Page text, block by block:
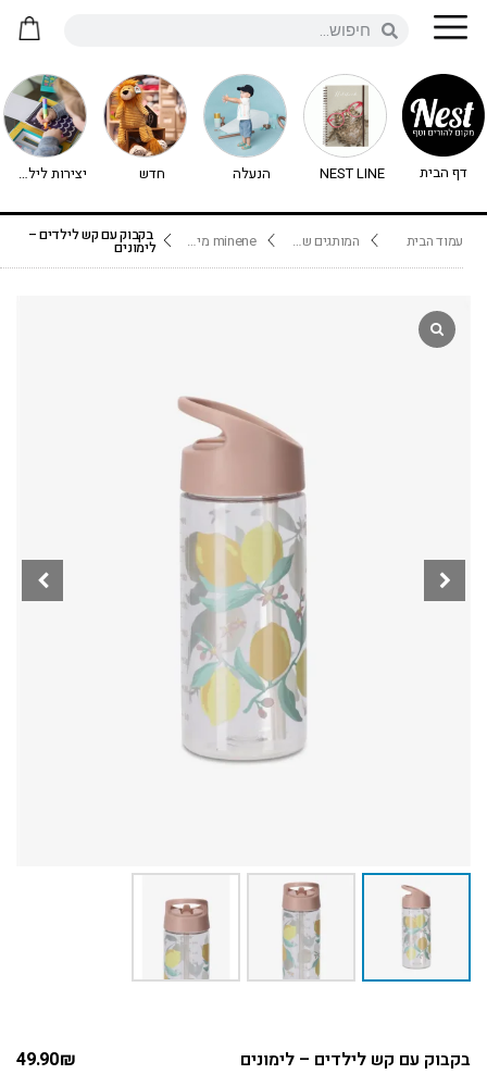
דף הבית NEST LINE הנעלה חדש יצירות לילדים - יצירה לילדים
עמוד הבית המותגים שלנו minene מיננה בקבוק עם קש לילדים –
לימונים
בקבוק עם קש לילדים – לימונים 49.90₪